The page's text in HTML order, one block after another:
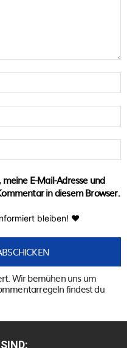
E-Mail-Adresse und
in diesem Browser.
bleiben! ♥
Wir bemühen uns um
findest du